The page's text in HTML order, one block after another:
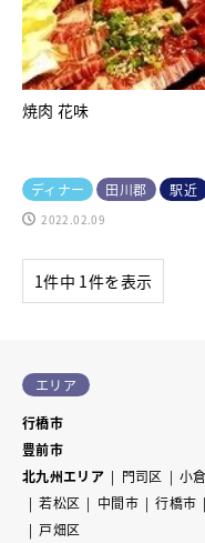
焼肉 花味
ディナー 田川郡 駅近
2022.02.09
1件中 1件を表示
エリア
行橋市
豊前市
北九州エリア
門司区 小
若松区
中間市 行橋市
戸畑区